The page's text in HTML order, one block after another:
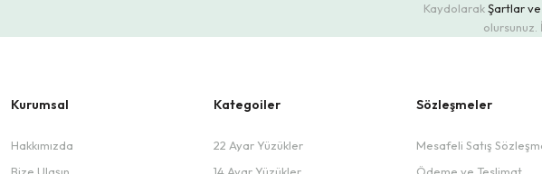
KaydolarakŞartlar ve
Kurumsal
Hakkımızda
Kategoiler
22 Ayar Yüzükler
Sözleşmeler
Mesafeli Satış